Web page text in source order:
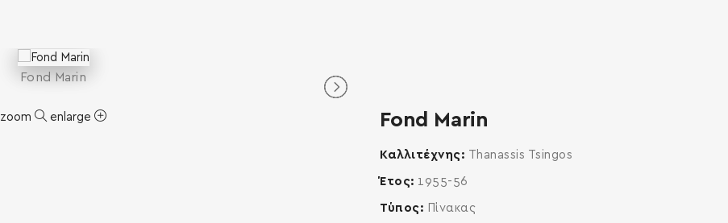
Fond Marin
zoom enlarge Fond Marin
Καλλιτέχνης Thanassis Tsingos
Έτος 1955-56
Τύπος Πίνακας